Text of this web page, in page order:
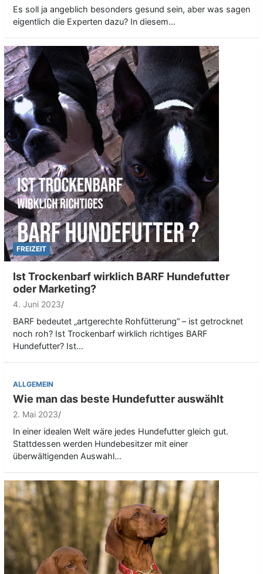
Es soll ja angeblich besonders gesund sein, aber was sagen
eigentlich die Experten dazu? In diesem…
FREIZEIT
Ist Trockenbarf wirklich BARF Hundefutter
oder Marketing?
4. Juni 2023
BARF bedeutet „artgerechte Rohfütterung“ – ist getrocknet
noch roh? Ist Trockenbarf wirklich richtiges BARF
Hundefutter? Ist…
ALLGEMEIN
Wie man das beste Hundefutter auswählt
2. Mai 2023
In einer idealen Welt wäre jedes Hundefutter gleich gut.
Stattdessen werden Hundebesitzer mit einer
überwältigenden Auswahl…